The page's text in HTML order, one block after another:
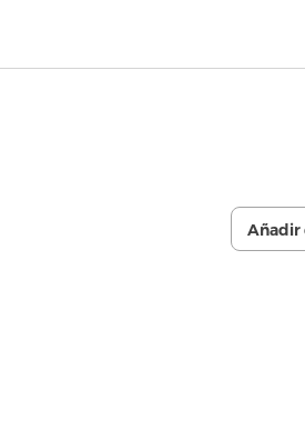
Añadir